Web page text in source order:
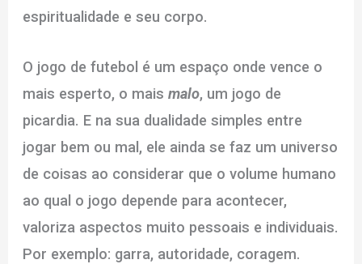
espiritualidade e seu corpo.
O jogo de futebol é um espaço onde vence o
mais esperto, o maismalo, um jogo de
picardia. E na sua dualidade simples entre
jogar bem ou mal, ele ainda se faz um universo
de coisas ao considerar que o volume humano
ao qual o jogo depende para acontecer,
valoriza aspectos muito pessoais e individuais.
Por exemplo: garra, autoridade, coragem.